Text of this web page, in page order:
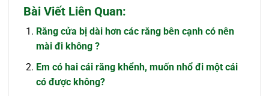
Bài Viết Liên Quan:
Răng cửa bị dài hơn các răng bên cạnh có nên
mài đi không ?
Em có hai cái răng khểnh, muốn nhổ đi một cái
có được không?